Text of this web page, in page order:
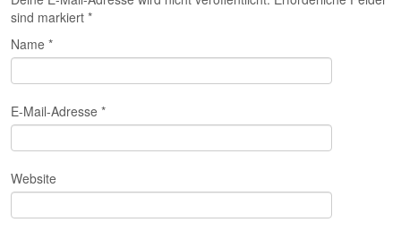
sind markiert *
Name *
E-Mail-Adresse *
Website